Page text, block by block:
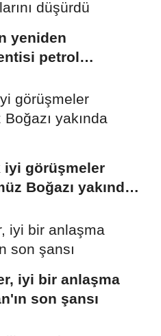
yeniden
petrol
iyi görüşmeler
Boğazı yakında
iyi bir anlaşma
son şansı